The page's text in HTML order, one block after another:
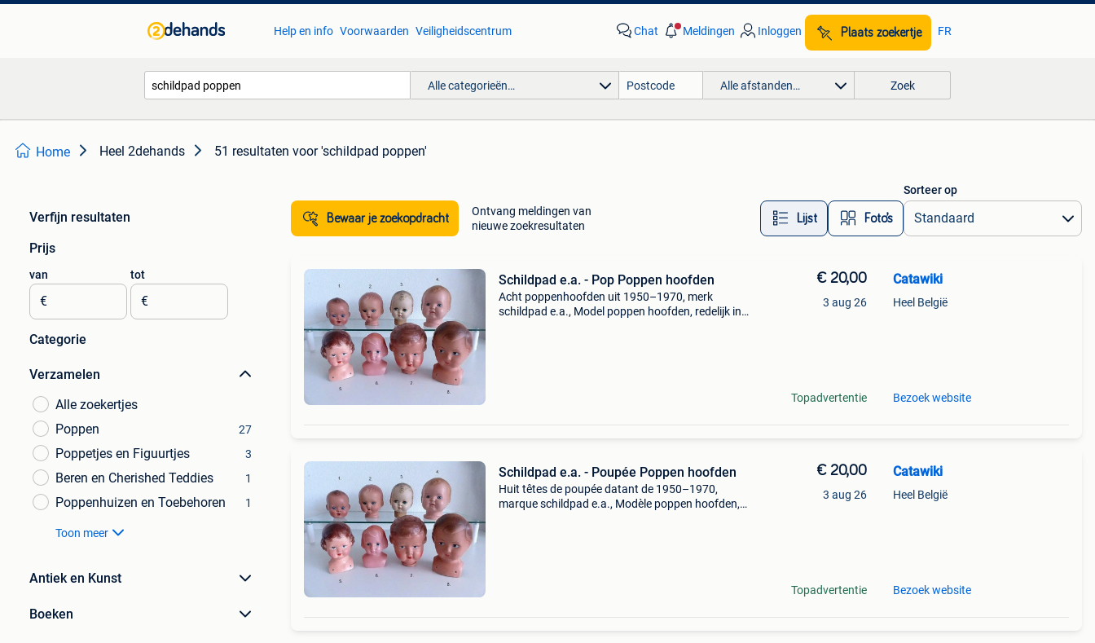
Help en info Voorwaarden Veiligheidscentrum Chat Meldingen Inloggen Plaats zoekertje FR
Alle categorieën… Alle afstanden… Zoek
Home Heel 2dehands 51 resultaten voor 'schildpad poppen'
Verfijn resultaten
Prijs
van
€
tot
€
Categorie
Verzamelen
Alle zoekertjes
Poppen
27
Poppetjes en Figuurtjes 3
Beren en Cherished Teddies 1
Poppenhuizen en Toebehoren 1
Toon meer
Antiek en Kunst
Boeken
Bewaar je zoekopdracht
Ontvang meldingen van
nieuwe zoekresultaten
Lijst Foto’s
Sorteer op
Schildpad e.a. - Pop Poppen hoofden
Acht poppenhoofden uit 1950–1970, merk
schildpad e.a., Model poppen hoofden, redelijk in
€ 20,00
3 aug 26
Topadvertentie
Catawiki
Heel België
Bezoek website
Schildpad e.a. - Poupée Poppen hoofden
Huit têtes de poupée datant de 1950–1970,
marque schildpad e.a., Modèle poppen hoofden,
€ 20,00
3 aug 26
Topadvertentie
Catawiki
Heel België
Bezoek website